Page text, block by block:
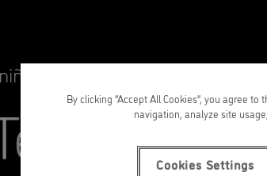
y niñas
By clicking “Accept All Cookies”, you agree
navigation, analyze site
Cookies Settings